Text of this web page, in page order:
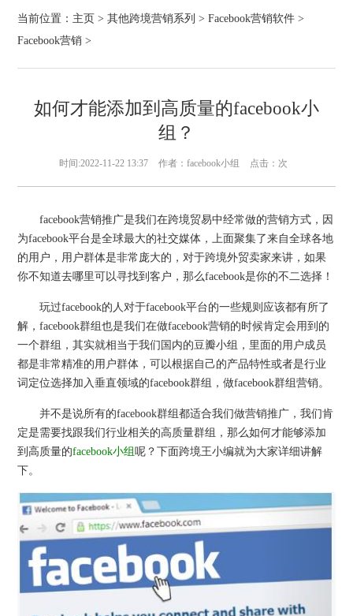
当前位置： 主页 >其他跨境营销系列 >Facebook营销软件 >
Facebook营销 >
如何才能添加到高质量的facebook小
组？
时间:2022-11-22 13:37 作者：facebook小组 点击： 次
facebook营销推广是我们在跨境贸易中经常做的营销方式，因
为facebook平台是全球最大的社交媒体，上面聚集了来自全球各地
的用户，用户群体是非常庞大的，对于跨境外贸卖家来讲，如果
你不知道去哪里可以寻找到客户，那么facebook是你的不二选择！
玩过facebook的人对于facebook平台的一些规则应该都有所了
解，facebook群组也是我们在做facebook营销的时候肯定会用到的
一个群组，其实就相当于我们国内的豆瓣小组，里面的用户成员
都是非常精准的用户群体，可以根据自己的产品特性或者是行业
词定位选择加入垂直领域的facebook群组，做facebook群组营销。
并不是说所有的facebook群组都适合我们做营销推广，我们肯
定是需要找跟我们行业相关的高质量群组，那么如何才能够添加
到高质量的facebook小组呢？下面跨境王小编就为大家详细讲解
下。